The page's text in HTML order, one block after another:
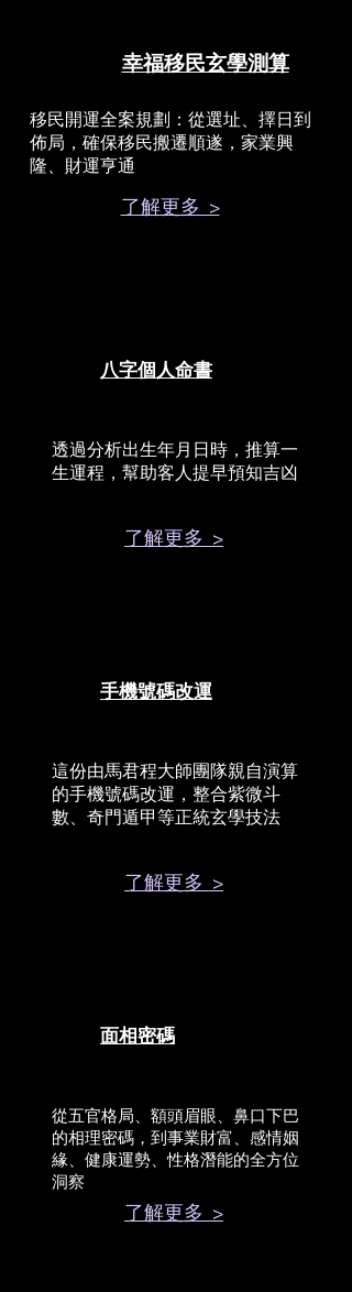
幸福移民玄學測算
移民開運全案規劃：從選址、擇日到
佈局，確保移民搬遷順遂，家業興
隆、財運亨通
了解更多 >
八字個人命書
透過分析出生年月日時，推算一
生運程，幫助客人提早預知吉凶
了解更多 >
手機號碼改運
這份由馬君程大師團隊親自演算
的手機號碼改運，整合紫微斗
數、奇門遁甲等正統玄學技法
了解更多 >
面相密碼
從五官格局、額頭眉眼、鼻口下巴
的相理密碼，到事業財富、感情姻
緣、健康運勢、性格潛能的全方位
洞察
了解更多 >